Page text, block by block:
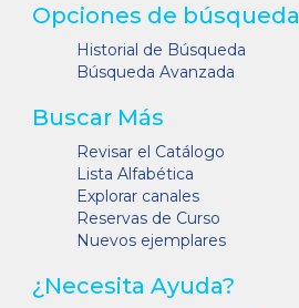
Opciones de búsqueda
Historial de Búsqueda
Búsqueda Avanzada
Buscar Más
Revisar el Catálogo
Lista Alfabética
Explorar canales
Reservas de Curso
Nuevos ejemplares
¿Necesita Ayuda?